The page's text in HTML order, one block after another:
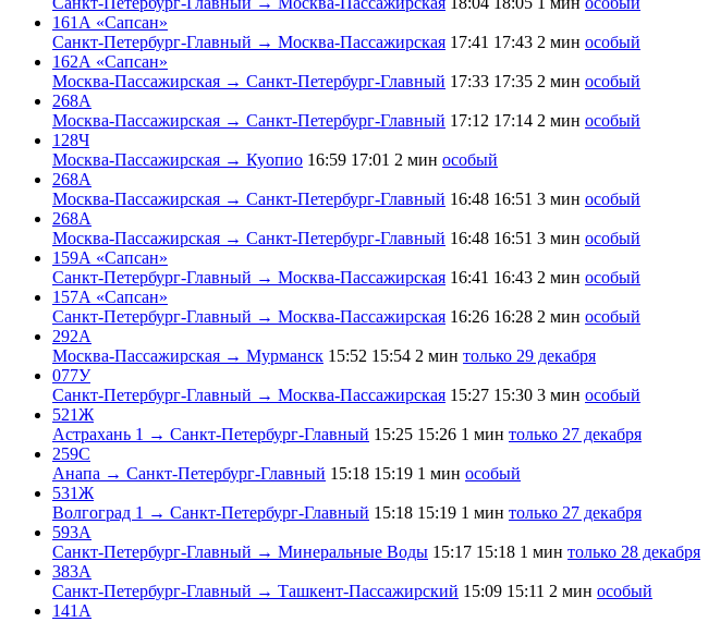
161А «Сапсан»
Санкт-Петербург-Главный → Москва-Пассажирская 17:41 17:43 2 мин особый
162А «Сапсан»
Москва-Пассажирская → Санкт-Петербург-Главный 17:33 17:35 2 мин особый
268А
Москва-Пассажирская → Санкт-Петербург-Главный 17:12 17:14 2 мин особый
128Ч
Москва-Пассажирская → Куопио 16:59 17:01 2 мин особый
268А
Москва-Пассажирская → Санкт-Петербург-Главный 16:48 16:51 3 мин особый
268А
Москва-Пассажирская → Санкт-Петербург-Главный 16:48 16:51 3 мин особый
159А «Сапсан»
Санкт-Петербург-Главный → Москва-Пассажирская 16:41 16:43 2 мин особый
157А «Сапсан»
Санкт-Петербург-Главный → Москва-Пассажирская 16:26 16:28 2 мин особый
292А
Москва-Пассажирская → Мурманск 15:52 15:54 2 мин только 29 декабря
077У
Санкт-Петербург-Главный → Москва-Пассажирская 15:27 15:30 3 мин особый
521Ж
Астрахань 1 → Санкт-Петербург-Главный 15:25 15:26 1 мин только 27 декабря
259С
Анапа → Санкт-Петербург-Главный 15:18 15:19 1 мин особый
531Ж
Волгоград 1 → Санкт-Петербург-Главный 15:18 15:19 1 мин только 27 декабря
593А
Санкт-Петербург-Главный → Минеральные Воды 15:17 15:18 1 мин только 28 декабря
383А
Санкт-Петербург-Главный → Ташкент-Пассажирский 15:09 15:11 2 мин особый
141А